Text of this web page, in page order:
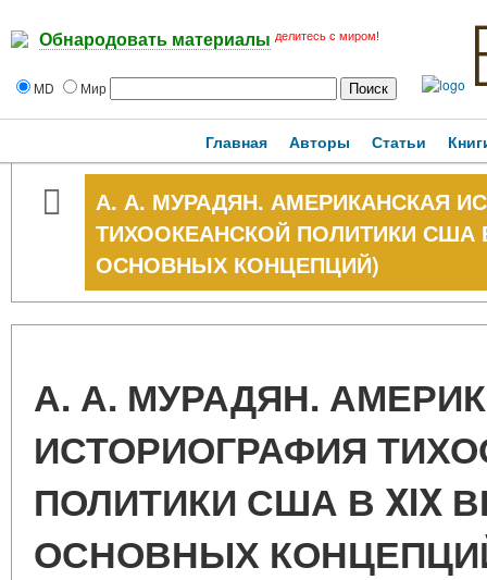
Обнародовать материалы делитесь с миром!
MD Мир
Главная Авторы Статьи
А. А. МУРАДЯН. АМЕРИКАНСКАЯ
ТИХООКЕАНСКОЙ ПОЛИТИКИ США
ОСНОВНЫХ КОНЦЕПЦИЙ)
А. А. МУРАДЯН.
ИСТОРИОГРАФИЯ
ПОЛИТИКИ США В XIX
ОСНОВНЫХ